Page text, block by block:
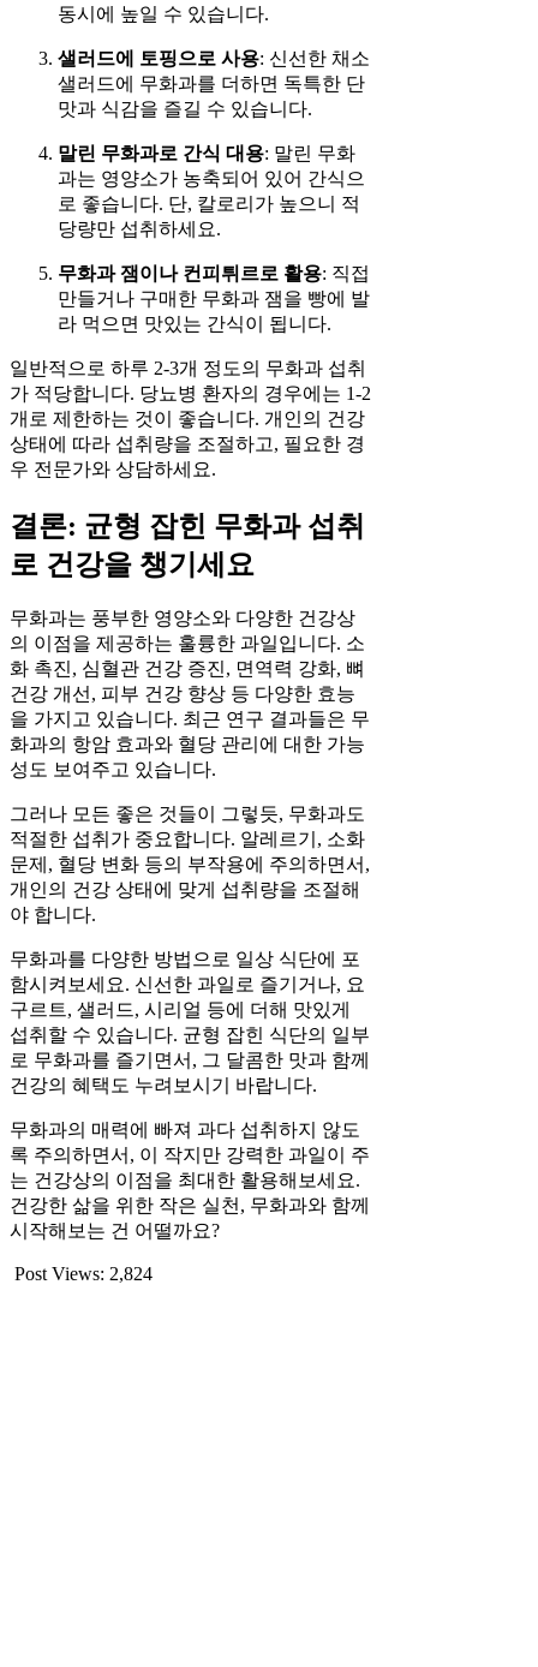
동시에 높일 수 있습니다.
샐러드에 토핑으로 사용: 신선한 채소
샐러드에 무화과를 더하면 독특한 단
맛과 식감을 즐길 수 있습니다.
말린 무화과로 간식 대용: 말린 무화
과는 영양소가 농축되어 있어 간식으
로 좋습니다. 단, 칼로리가 높으니 적
당량만 섭취하세요.
무화과 잼이나 컨피튀르로 활용: 직접
만들거나 구매한 무화과 잼을 빵에 발
라 먹으면 맛있는 간식이 됩니다.
일반적으로 하루 2-3개 정도의 무화과 섭취
가 적당합니다. 당뇨병 환자의 경우에는 1-2
개로 제한하는 것이 좋습니다. 개인의 건강
상태에 따라 섭취량을 조절하고, 필요한 경
우 전문가와 상담하세요.
결론: 균형 잡힌 무화과 섭취
로 건강을 챙기세요
무화과는 풍부한 영양소와 다양한 건강상
의 이점을 제공하는 훌륭한 과일입니다. 소
화 촉진, 심혈관 건강 증진, 면역력 강화, 뼈
건강 개선, 피부 건강 향상 등 다양한 효능
을 가지고 있습니다. 최근 연구 결과들은 무
화과의 항암 효과와 혈당 관리에 대한 가능
성도 보여주고 있습니다.
그러나 모든 좋은 것들이 그렇듯, 무화과도
적절한 섭취가 중요합니다. 알레르기, 소화
문제, 혈당 변화 등의 부작용에 주의하면서,
개인의 건강 상태에 맞게 섭취량을 조절해
야 합니다.
무화과를 다양한 방법으로 일상 식단에 포
함시켜보세요. 신선한 과일로 즐기거나, 요
구르트, 샐러드, 시리얼 등에 더해 맛있게
섭취할 수 있습니다. 균형 잡힌 식단의 일부
로 무화과를 즐기면서, 그 달콤한 맛과 함께
건강의 혜택도 누려보시기 바랍니다.
무화과의 매력에 빠져 과다 섭취하지 않도
록 주의하면서, 이 작지만 강력한 과일이 주
는 건강상의 이점을 최대한 활용해보세요.
건강한 삶을 위한 작은 실천, 무화과와 함께
시작해보는 건 어떨까요?
Post Views: 2,824